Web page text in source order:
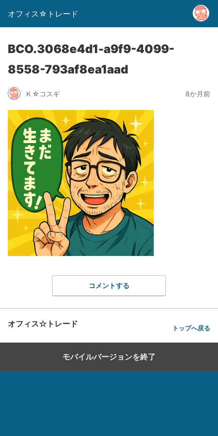
オフィス☆トレード
BCO.3068e4d1-a9f9-4099-
8558-793af8ea1aad
Ｋ☆コスギ 8か月前
コメントする
オフィス☆トレード トップへ戻る
モバイルバージョンを終了